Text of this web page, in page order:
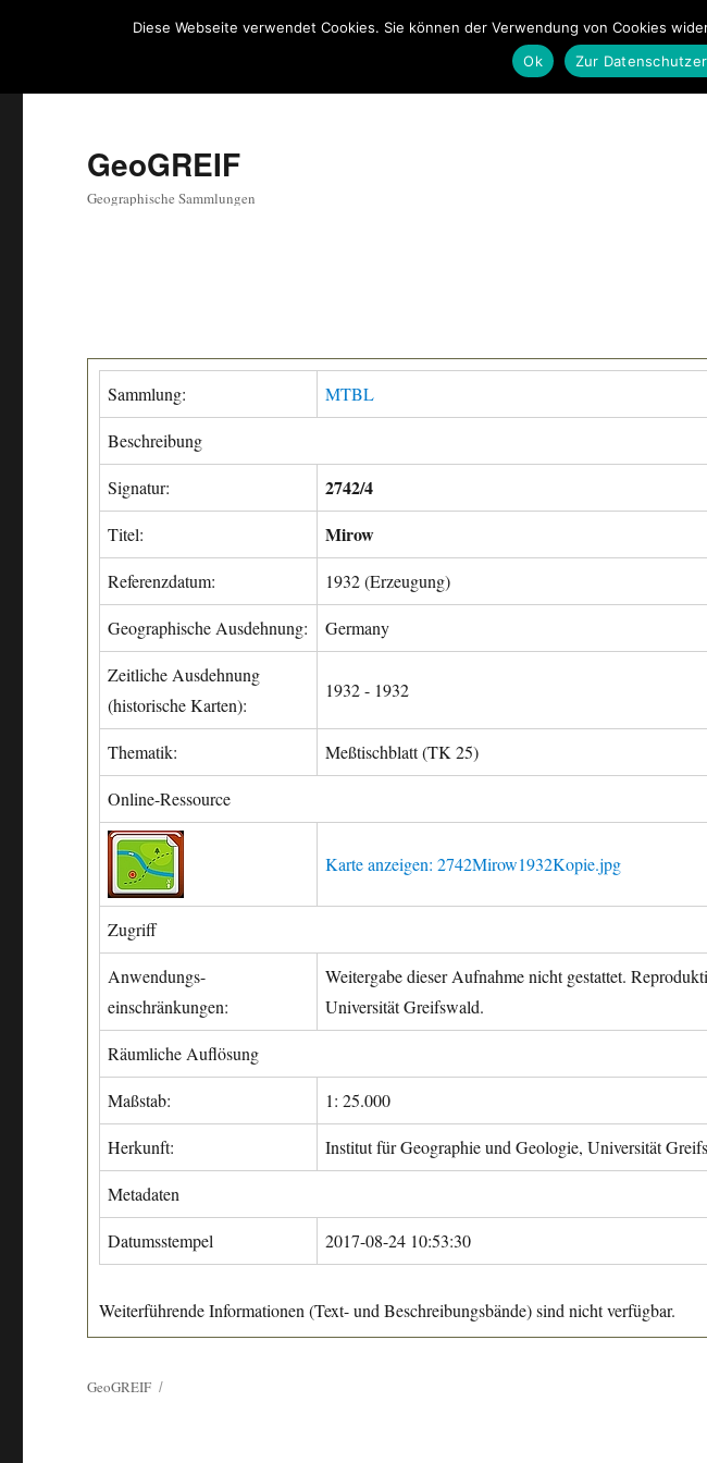
GeoGREIF
Geographische Sammlungen
Sammlung: MTBL
Beschreibung
Signatur: 2742/4
Titel: Mirow
Referenzdatum: 1932 (Erzeugung)
Geographische Ausdehnung: Germany
Zeitliche Ausdehnung
(historische Karten):
1932 - 1932
Thematik: Meßtischblatt (TK 25)
Online-Ressource
Karte anzeigen: 2742Mirow1932Kopie.jpg
Zugriff
Anwendungs-
einschränkungen:
Weitergabe dieser Aufnahme nicht gestattet.
Universität Greifswald.
Räumliche Auflösung
Maßstab: 1: 25.000
Herkunft: Institut für Geographie und Geologie, Universität
Metadaten
Datumsstempel 2017-08-24 10:53:30
Weiterführende Informationen (Text- und Beschreibungsbände) sind nicht verfügbar.
GeoGREIF
Diese Webseite verwendet Cookies. Sie können der Verwendung von Cookies
Ok
Zur